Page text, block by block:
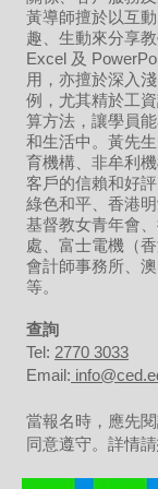
黃導師擅於以互
趣、生動來分享
Excel 及
用，亦擅於深入
例，尤其精於工
算方法，讓學員
和生活中。黃先
育機構、非牟利
客戶的信賴和好
綠色和平、香港
基督教女青年會
處、富士電機（
會計師事務所、
等。
​查詢
Tel: 2770 3033
Email:
當報名時，應先
同意遵守。詳情請